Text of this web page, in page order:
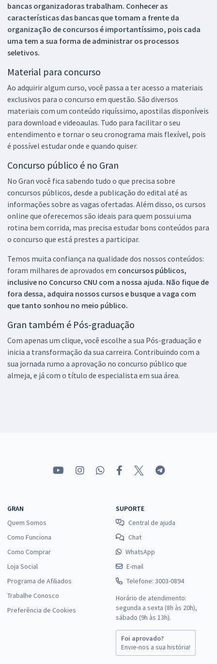
bancas organizadoras trabalham. Conhecer as
características das bancas que tomam a frente da
organização de concursos é importantíssimo, pois cada
uma tem a sua forma de administrar os processos
seletivos.
Material para concurso
Ao adquirir algum curso, você passa a ter acesso a materiais
exclusivos para o concurso em questão. São diversos
materiais com um conteúdo riquíssimo, apostilas disponíveis
para download e videoaulas. Tudo para facilitar o seu
entendimento e tornar o seu cronograma mais flexível, pois
é possível estudar onde e quando quiser.
Concurso público é no Gran
No Gran você fica sabendo tudo o que precisa sobre
concursos públicos, desde a publicação do edital até as
informações sobre as vagas ofertadas. Além disso, os cursos
online que oferecemos são ideais para quem possui uma
rotina bem corrida, mas precisa estudar bons conteúdos para
o concurso que está prestes a participar.
Temos muita confiança na qualidade dos nossos conteúdos:
foram milhares de aprovados em concursos públicos,
inclusive no Concurso CNU com a nossa ajuda. Não fique de
fora dessa, adquira nossos cursos e busque a vaga com
que tanto sonhou no meio público.
Gran também é Pós-graduação
Com apenas um clique, você escolhe a sua Pós-graduação e
inicia a transformação da sua carreira. Contribuindo com a
sua jornada rumo a aprovação no concurso público que
almeja, e já com o título de especialista em sua área.
GRAN
Quem Somos
Como Funciona
Como Comprar
Loja Social
Programa de Afiliados
Trabalhe Conosco
Preferência de Cookies
SUPORTE
Central de ajuda
Chat
WhatsApp
E-mail
Telefone: 3003-0894
Horário de atendimento:
segunda a sexta (8h às 20h),
sábado (9h às 13h).
Foi aprovado?
Envie-nos a sua história!